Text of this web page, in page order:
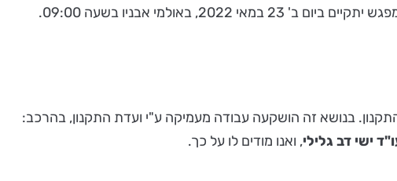
אבניו בשעה 09:00.
ישי דב גלילי, ואנו מודים לו על כך.